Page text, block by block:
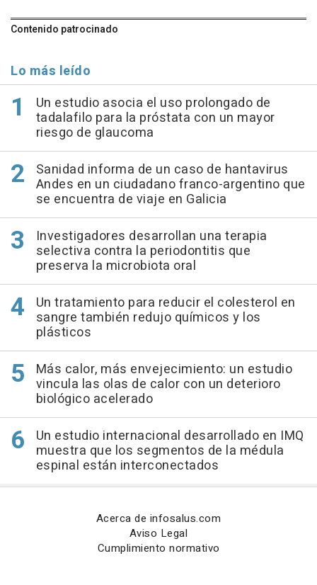
Contenido patrocinado
Lo más leído
Un estudio asocia el uso prolongado de
tadalafilo para la próstata con un mayor
riesgo de glaucoma
Sanidad informa de un caso de hantavirus
Andes en un ciudadano franco-argentino que
se encuentra de viaje en Galicia
Investigadores desarrollan una terapia
selectiva contra la periodontitis que
preserva la microbiota oral
Un tratamiento para reducir el colesterol en
sangre también redujo químicos y los
plásticos
Más calor, más envejecimiento: un estudio
vincula las olas de calor con un deterioro
biológico acelerado
Un estudio internacional desarrollado en IMQ
muestra que los segmentos de la médula
espinal están interconectados
Acerca de infosalus.com
Aviso Legal
Cumplimiento normativo